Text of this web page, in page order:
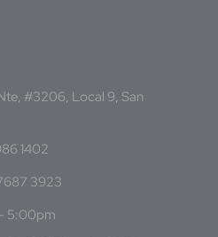
#3206, Local 9, San
1402
3923
5:00pm